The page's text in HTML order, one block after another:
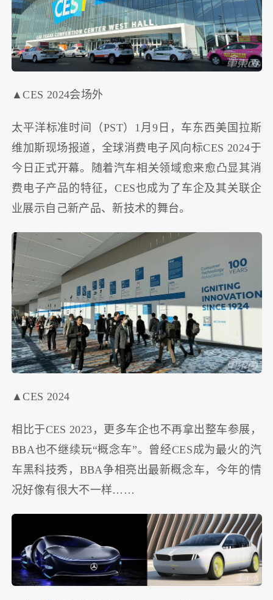
▲CES 2024会场外
太平洋标准时间（PST）1月9日，车东西美国拉斯
维加斯现场报道，全球消费电子风向标CES 2024于
今日正式开幕。随着汽车相关领域愈来愈凸显其消
费电子产品的特征，CES也成为了车企及其关联企
业展示自己新产品、新技术的舞台。
▲CES 2024
相比于CES 2023，更多车企也不再拿出整车参展，
BBA也不继续玩“概念车”。曾经CES成为最火的汽
车黑科技秀，BBA争相亮出最新概念车，今年的情
况好像有很大不一样……